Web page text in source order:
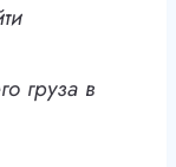
груза в